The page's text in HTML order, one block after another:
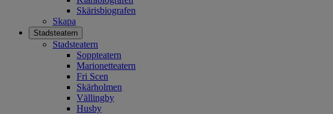
Skärisbiografen
Skapa
Öppna
meny
Stadsteatern
Stadsteatern
Soppteatern
Marionetteatern
Fri Scen
Skärholmen
Vällingby
Husby